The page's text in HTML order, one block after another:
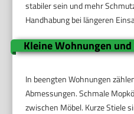
stabiler sein und mehr
Handhabung bei längeren
Kleine Wohnungen und
In beengten Wohnungen
Abmessungen. Schmale
zwischen Möbel. Kurze Stiele